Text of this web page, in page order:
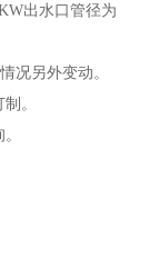
出水口管径为
况另外变动。
。